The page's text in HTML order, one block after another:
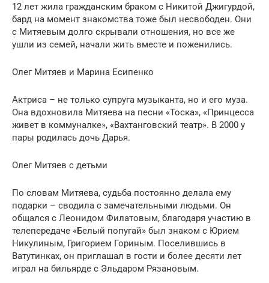
12 лет жила гражданским браком с Никитой Джигурдой,
бард на момент знакомства тоже был несвободен. Они
с Митяевым долго скрывали отношения, но все же
ушли из семей, начали жить вместе и поженились.
Олег Митяев и Марина Есипенко
Актриса – не только супруга музыканта, но и его муза.
Она вдохновила Митяева на песни «Тоска», «Принцесса
живет в коммуналке», «Вахтанговский театр». В 2000 у
пары родилась дочь Дарья.
Олег Митяев с детьми
По словам Митяева, судьба постоянно делала ему
подарки – сводила с замечательными людьми. Он
общался с Леонидом Филатовым, благодаря участию в
телепередаче «Белый попугай» был знаком с Юрием
Никулиным, Григорием Гориным. Поселившись в
Ватутинках, он приглашал в гости и более десяти лет
играл на бильярде с Эльдаром Рязановым.